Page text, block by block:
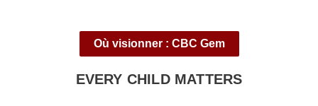
Où visionner : CBC Gem
EVERY CHILD MATTERS